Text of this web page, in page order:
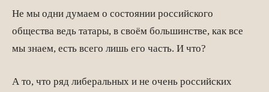
Не мы одни думаем о состоянии российского
общества ведь татары, в своём большинстве, как все
мы знаем, есть всего лишь его часть. И что?
А то, что ряд либеральных и не очень российских